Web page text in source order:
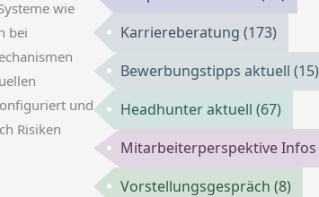
wie
bei
und
Risiken
Karriereberatung (173)
Bewerbungstipps aktuell (15)
Headhunter aktuell (67)
Mitarbeiterperspektive Infos
Vorstellungsgespräch (8)